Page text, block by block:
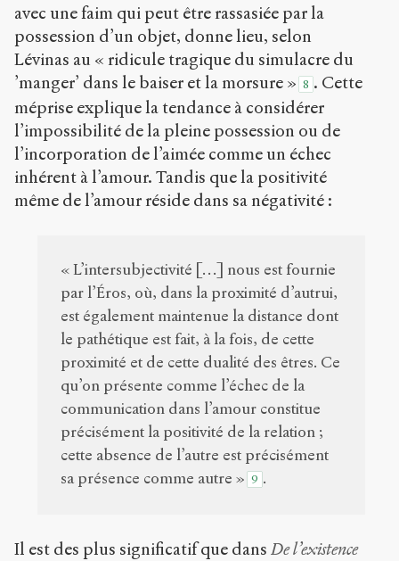
avec une faim qui peut être rassasiée par la
possession d’un objet, donne lieu, selon
Lévinas au « ridicule tragique du simulacre du
’manger’ dans le baiser et la morsure » 8 . Cette
méprise explique la tendance à considérer
l’impossibilité de la pleine possession ou de
l’incorporation de l’aimée comme un échec
inhérent à l’amour. Tandis que la positivité
même de l’amour réside dans sa négativité :
« L’intersubjectivité […] nous est fournie
par l’Éros, où, dans la proximité d’autrui,
est également maintenue la distance dont
le pathétique est fait, à la fois, de cette
proximité et de cette dualité des êtres. Ce
qu’on présente comme l’échec de la
communication dans l’amour constitue
précisément la positivité de la relation ;
cette absence de l’autre est précisément
sa présence comme autre » 9 .
Il est des plus significatif que dans De l’existence